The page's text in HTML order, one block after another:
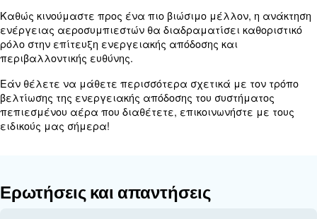
Οι περισσότεροι αεροσυμπιεστές μας είναι
εργαλεία παρακολούθησης, τα οποία, μεταξύ
καταγράφουν τις δραστηριότητες των
ελεγκτές για ακριβείς ενδείξεις της
πεπιεσμένου αέρα.
αέρα